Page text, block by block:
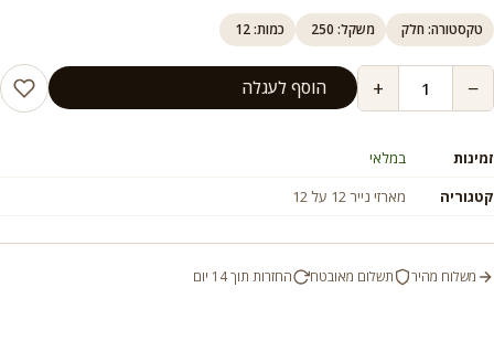
טקסטורה: חלק משקל: 250 כמות: 12
−
+ הוסף לעגלה
זמינות
במלאי
קטגוריה
מארזי נייר 12 על 12
משלוח מהיר תשלום מאובטח החזרות תוך 14 יום